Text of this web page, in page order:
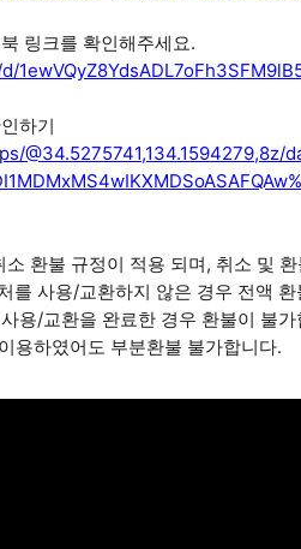
링크를 확인해주세요.
하기
@34.5275741,134.1594279,8z/
환불 규정이 적용 되며, 취소 및
를 사용/교환하지 않은 경우 전액
용/교환을 완료한 경우 환불이 불가
용하였어도 부분환불 불가합니다.